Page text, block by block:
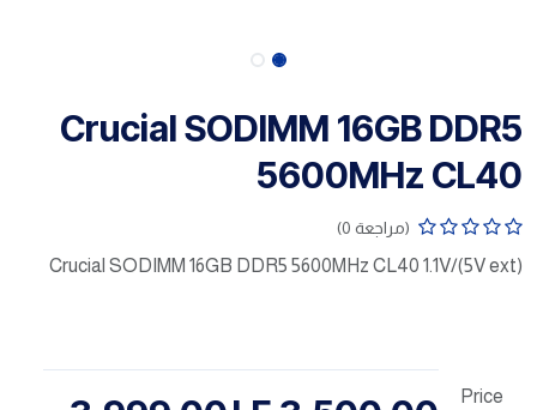
Crucial SODIMM 16GB DDR5
5600MHz CL40
(مراجعة 0)
Crucial SODIMM 16GB DDR5 5600MHz CL40 1.1V/(5V ext)
Price